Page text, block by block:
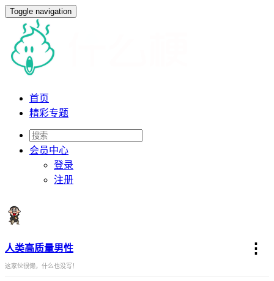
Toggle navigation
首页
精彩专题
会员中心
登录
注册
人类高质量男性 ⋮
这家伙很懒，什么也没写！